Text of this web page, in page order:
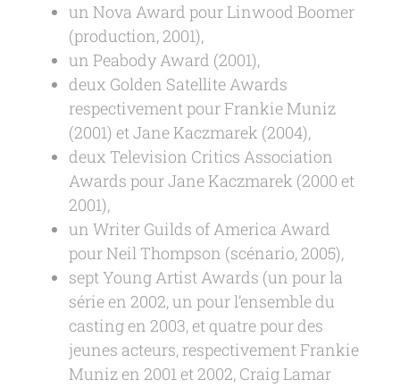
un Nova Award pour Linwood Boomer
(production, 2001),
un Peabody Award (2001),
deux Golden Satellite Awards
respectivement pour Frankie Muniz
(2001) et Jane Kaczmarek (2004),
deux Television Critics Association
Awards pour Jane Kaczmarek (2000 et
2001),
un Writer Guilds of America Award
pour Neil Thompson (scénario, 2005),
sept Young Artist Awards (un pour la
série en 2002, un pour l’ensemble du
casting en 2003, et quatre pour des
jeunes acteurs, respectivement Frankie
Muniz en 2001 et 2002, Craig Lamar